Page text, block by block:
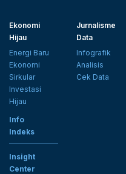
Ekonomi
Hijau
Energi Baru
Ekonomi
Sirkular
Investasi
Hijau
Jurnalisme
Data
Infografik
Analisis
Cek Data
Info
Indeks
Insight
Center